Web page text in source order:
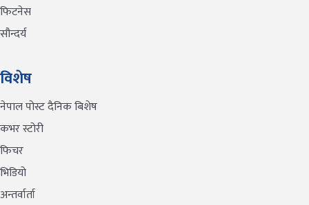
फिटनेस
सौन्दर्य
विशेष
नेपाल पोस्ट दैनिक बिशेष
कभर स्टोरी
फिचर
भिडियो
अन्तर्वार्ता